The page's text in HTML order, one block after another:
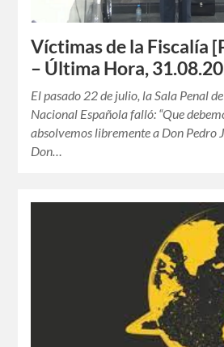
Víctimas de la Fiscalía
– Última Hora,
El pasado 22 de julio, la Sala Penal
Nacional Española falló: “Que
absolvemos libremente a Don Pedro
Don…